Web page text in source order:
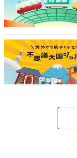
【おすすめ記事】
・
「上北郡おいらせ
・
「ストレスが少な
JR東日本の鉄道